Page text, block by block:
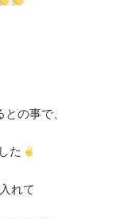
との事で、
た
れて